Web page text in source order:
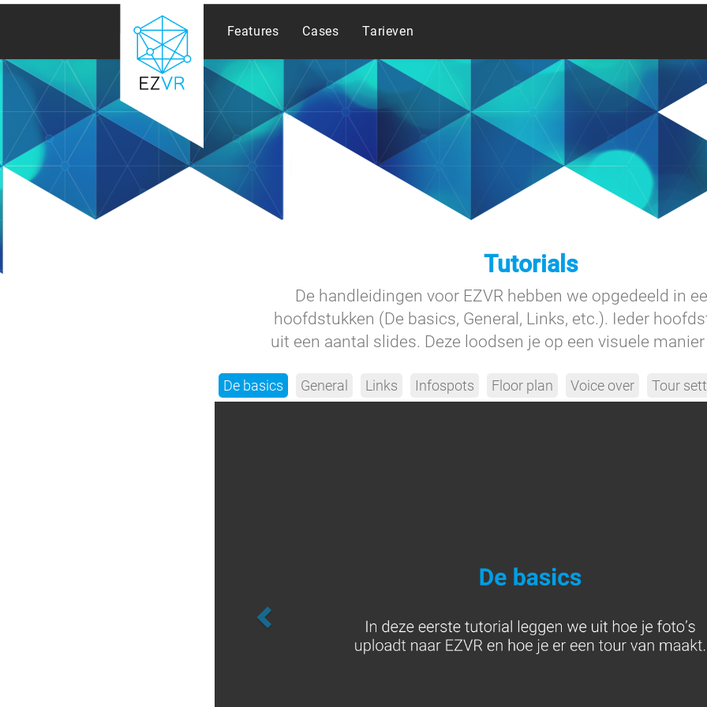
Features Cases Tarieven
Tutorials
De handleidingen voor EZVR hebben we opgedeeld in
hoofdstukken (De basics, General, Links, etc.). Ieder
uit een aantal slides. Deze loodsen je op een visuele manier
De basics General Links Infospots Floor plan Voice over Tour